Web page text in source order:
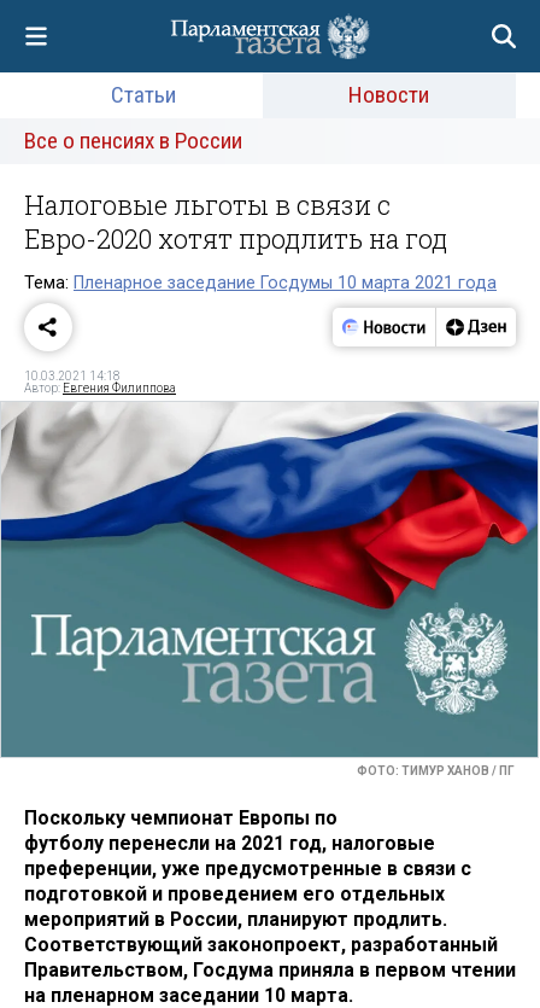
Статьи
Новости
Все о пенсиях в России
Налоговые льготы в связи с
Евро-2020 хотят продлить на год
Тема: Пленарное заседание Госдумы 10 марта 2021 года
10.03.2021 14:18
Автор: Евгения Филиппова
ФОТО: ТИМУР ХАНОВ / ПГ
Поскольку чемпионат Европы по
футболу перенесли на 2021 год, налоговые
преференции, уже предусмотренные в связи с
подготовкой и проведением его отдельных
мероприятий в России, планируют продлить.
Соответствующий законопроект, разработанный
Правительством, Госдума приняла в первом чтении
на пленарном заседании 10 марта.